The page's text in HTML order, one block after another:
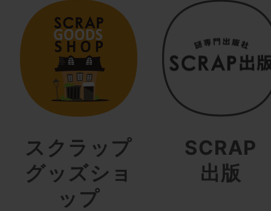
スクラップ
グッズショ
ップ
SCRAP
出版